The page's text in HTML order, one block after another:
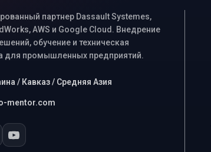
партнер Dassault Systemes,
AWS и Google Cloud. Внедрение
обучение и техническая
для промышленных предприятий.
/ Кавказ / Средняя Азия
mentor.com